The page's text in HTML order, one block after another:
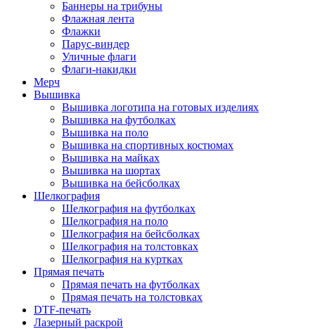
Баннеры на трибуны
Флажная лента
Флажки
Парус-виндер
Уличные флаги
Флаги-накидки
Мерч
Вышивка
Вышивка логотипа на готовых изделиях
Вышивка на футболках
Вышивка на поло
Вышивка на спортивных костюмах
Вышивка на майках
Вышивка на шортах
Вышивка на бейсболках
Шелкография
Шелкография на футболках
Шелкография на поло
Шелкография на бейсболках
Шелкография на толстовках
Шелкография на куртках
Прямая печать
Прямая печать на футболках
Прямая печать на толстовках
DTF-печать
Лазерный раскрой